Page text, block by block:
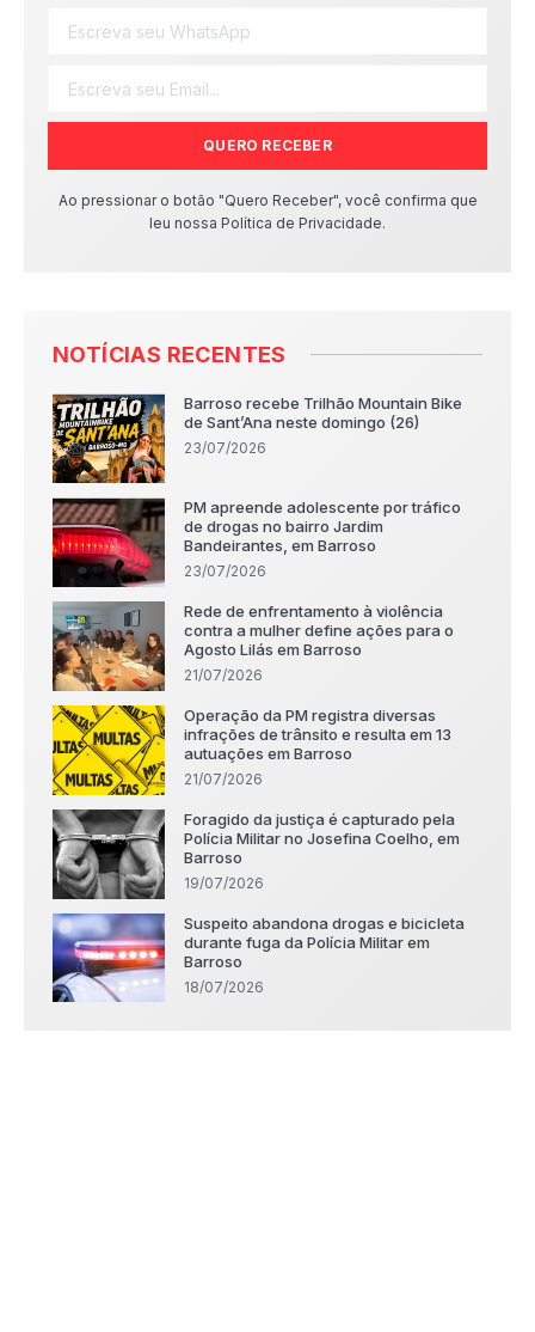
QUERO RECEBER
Ao pressionar o botão "Quero Receber", você confirma que
leu nossa Política de Privacidade.
NOTÍCIAS RECENTES
Barroso recebe Trilhão Mountain Bike
de Sant’Ana neste domingo (26)
23/07/2026
PM apreende adolescente por tráfico
de drogas no bairro Jardim
Bandeirantes, em Barroso
23/07/2026
Rede de enfrentamento à violência
contra a mulher define ações para o
Agosto Lilás em Barroso
21/07/2026
Operação da PM registra diversas
infrações de trânsito e resulta em 13
autuações em Barroso
21/07/2026
Foragido da justiça é capturado pela
Polícia Militar no Josefina Coelho, em
Barroso
19/07/2026
Suspeito abandona drogas e bicicleta
durante fuga da Polícia Militar em
Barroso
18/07/2026